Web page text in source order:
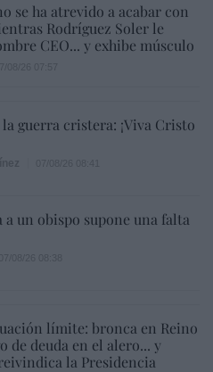
se ha atrevido a acabar con
Rodríguez Soler le
CEO... y exhibe músculo
guerra cristera: ¡Viva Cristo
un obispo supone una falta
límite: bronca en Reino
de deuda en el alero... y
la Presidencia